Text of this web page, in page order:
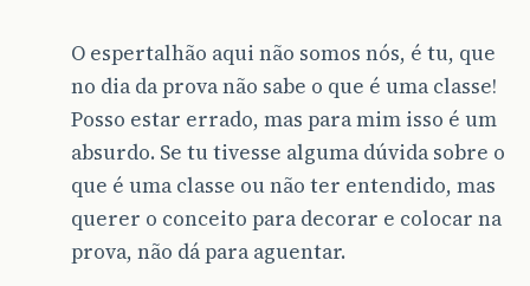
O espertalhão aqui não somos nós, é tu, que
no dia da prova não sabe o que é uma classe!
Posso estar errado, mas para mim isso é um
absurdo. Se tu tivesse alguma dúvida sobre o
que é uma classe ou não ter entendido, mas
querer o conceito para decorar e colocar na
prova, não dá para aguentar.